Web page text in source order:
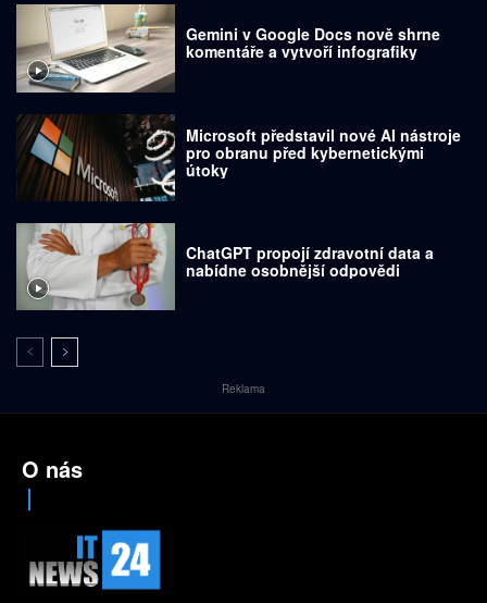
Gemini v Google Docs nově shrne
komentáře a vytvoří infografiky
Microsoft představil nové AI nástroje
pro obranu před kybernetickými
útoky
ChatGPT propojí zdravotní data a
nabídne osobnější odpovědi
Reklama
O nás